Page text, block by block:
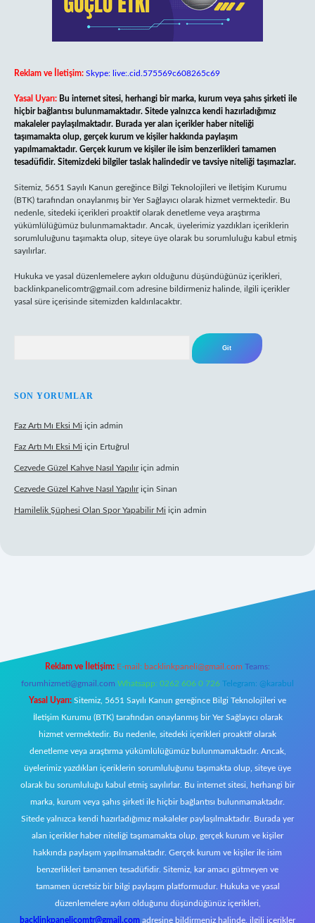
Reklam ve İletişim: Skype: live:.cid.575569c608265c69
Yasal Uyarı: Bu internet sitesi, herhangi bir marka, kurum veya şahıs şirketi ile
hiçbir bağlantısı bulunmamaktadır. Sitede yalnızca kendi hazırladığımız
makaleler paylaşılmaktadır. Burada yer alan içerikler haber niteliği
taşımamakta olup, gerçek kurum ve kişiler hakkında paylaşım
yapılmamaktadır. Gerçek kurum ve kişiler ile isim benzerlikleri tamamen
tesadüfidir. Sitemizdeki bilgiler taslak halindedir ve tavsiye niteliği taşımazlar.
Sitemiz, 5651 Sayılı Kanun gereğince Bilgi Teknolojileri ve İletişim Kurumu
(BTK) tarafından onaylanmış bir Yer Sağlayıcı olarak hizmet vermektedir. Bu
nedenle, sitedeki içerikleri proaktif olarak denetleme veya araştırma
yükümlülüğümüz bulunmamaktadır. Ancak, üyelerimiz yazdıkları içeriklerin
sorumluluğunu taşımakta olup, siteye üye olarak bu sorumluluğu kabul etmiş
sayılırlar.
Hukuka ve yasal düzenlemelere aykırı olduğunu düşündüğünüz içerikleri,
backlinkpanelicomtr@gmail.com adresine bildirmeniz halinde, ilgili içerikler
yasal süre içerisinde sitemizden kaldırılacaktır.
SON YORUMLAR
Faz Artı Mı Eksi Mi için admin
Faz Artı Mı Eksi Mi için Ertuğrul
Cezvede Güzel Kahve Nasıl Yapılıriçin admin
Cezvede Güzel Kahve Nasıl Yapılıriçin Sinan
Hamilelik Şüphesi Olan Spor Yapabilir Mi için admin
Reklam ve İletişim: E-mail: backlinkpaneli@gmail.com Teams:
forumhizmeti@gmail.com Whatsapp: 0262 606 0 726 Telegram: @karabul
Yasal Uyarı: Sitemiz, 5651 Sayılı Kanun gereğince Bilgi Teknolojileri ve
İletişim Kurumu (BTK) tarafından onaylanmış bir Yer Sağlayıcı olarak
hizmet vermektedir. Bu nedenle, sitedeki içerikleri proaktif olarak
denetleme veya araştırma yükümlülüğümüz bulunmamaktadır. Ancak,
üyelerimiz yazdıkları içeriklerin sorumluluğunu taşımakta olup, siteye üye
olarak bu sorumluluğu kabul etmiş sayılırlar. Bu internet sitesi, herhangi bir
marka, kurum veya şahıs şirketi ile hiçbir bağlantısı bulunmamaktadır.
Sitede yalnızca kendi hazırladığımız makaleler paylaşılmaktadır. Burada yer
alan içerikler haber niteliği taşımamakta olup, gerçek kurum ve kişiler
hakkında paylaşım yapılmamaktadır. Gerçek kurum ve kişiler ile isim
benzerlikleri tamamen tesadüfidir. Sitemiz, kar amacı gütmeyen ve
tamamen ücretsiz bir bilgi paylaşım platformudur. Hukuka ve yasal
düzenlemelere aykırı olduğunu düşündüğünüz içerikleri,
backlinkpanelicomtr@gmail.com adresine bildirmeniz halinde, ilgili içerikler